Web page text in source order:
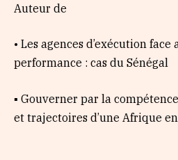
Auteur de
• Les agences d’exécution
performance : cas du Sénégal
▪ Gouverner par la
et trajectoires d’une Afrique